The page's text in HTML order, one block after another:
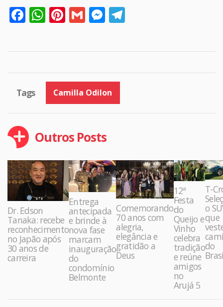
Facebook
WhatsApp
Pinterest
GmailMessenger
Tags Camilla Odilon
Outros Posts
Dr. Edson
Tanaka: recebe
reconhecimento
no Japão após
30 anos de
carreira
Entrega
antecipada
e brinde à
nova fase
marcam
inauguração
do
condomínio
Belmonte
Comemorando
70 anos com
alegria,
elegância e
gratidão a
Deus
12ª
Festa
do
Queijo e
Vinho
celebra
tradição
e reúne
amigos
no
Arujá 5
T-
o
que
do